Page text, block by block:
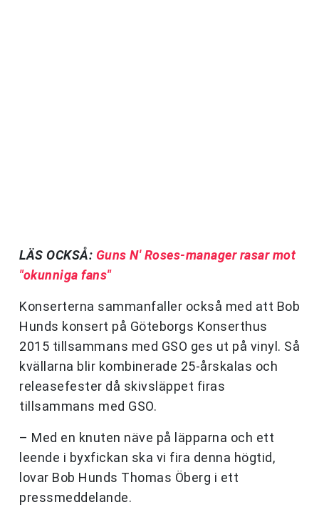
LÄS OCKSÅ: Guns N' Roses-manager rasar mot
"okunniga fans"
Konserterna sammanfaller också med att Bob
Hunds konsert på Göteborgs Konserthus
2015 tillsammans med GSO ges ut på vinyl. Så
kvällarna blir kombinerade 25-årskalas och
releasefester då skivsläppet firas
tillsammans med GSO.
– Med en knuten näve på läpparna och ett
leende i byxfickan ska vi fira denna högtid,
lovar Bob Hunds Thomas Öberg i ett
pressmeddelande.